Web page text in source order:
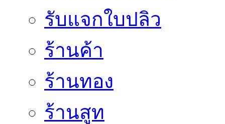
รับแจกใบปลิว
ร้านค้า
ร้านทอง
ร้านสูท